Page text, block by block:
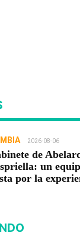
2026-08-06
de
un
por la